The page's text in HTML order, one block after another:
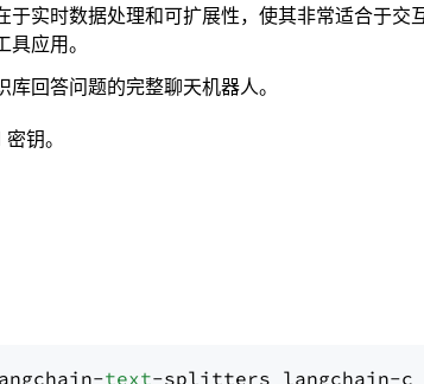
实时数据处理和可扩展性，使其非常适合于交
应用。
回答问题的完整聊天机器人。
钥。
text